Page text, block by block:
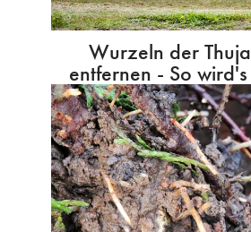
Wurzeln der
entfernen - So